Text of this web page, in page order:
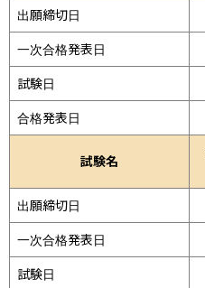
出願締切日
一次合格発表日
試験日
合格発表日
試験名
出願締切日
一次合格発表日
試験日